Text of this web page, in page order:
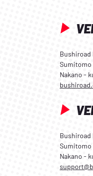
Bushiroad
Sumitomo
Nakano -
Bushiroad
Sumitomo
Nakano -